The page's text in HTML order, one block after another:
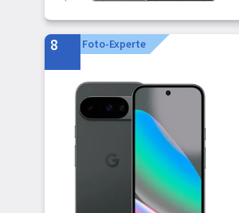
8 Foto-Experte